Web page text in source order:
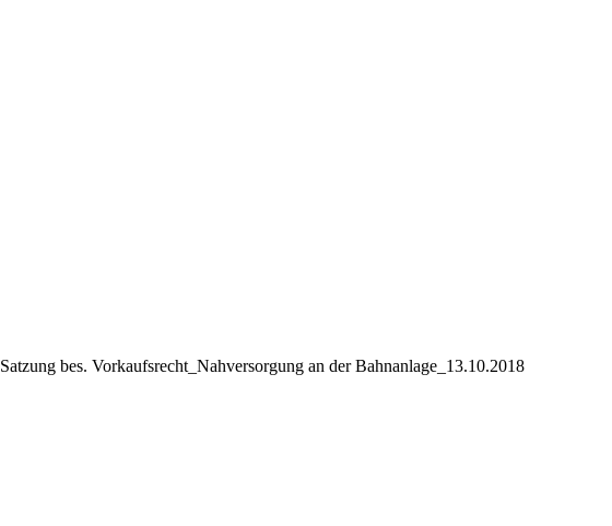
Satzung bes. Vorkaufsrecht_Nahversorgung an der Bahnanlage_13.10.2018